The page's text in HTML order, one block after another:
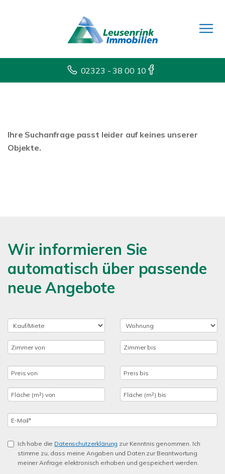
02323 - 38 00 10
Ihre Suchanfrage passt leider auf keines unserer
Objekte.
Wir informieren Sie
automatisch über passende
neue Angebote
Ich habe die Datenschutzerklärung zur Kenntnis genommen. Ich
stimme zu, dass meine Angaben und Daten zur Beantwortung
meiner Anfrage elektronisch erhoben und gespeichert werden.